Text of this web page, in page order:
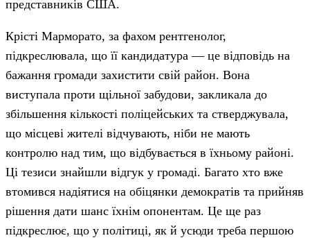
представників США.
Крісті Марморато, за фахом рентгенолог,
підкреслювала, що її кандидатура — це відповідь на
бажання громади захистити свій район. Вона
виступала проти щільної забудови, закликала до
збільшення кількості поліцейських та стверджувала,
що місцеві жителі відчувають, ніби не мають
контролю над тим, що відбувається в їхньому районі.
Ці тезиси знайшли відгук у громаді. Багато хто вже
втомився надіятися на обіцянки демократів та прийняв
рішення дати шанс їхнім опонентам. Це ще раз
підкреслює, що у політиці, як й усюди треба першою